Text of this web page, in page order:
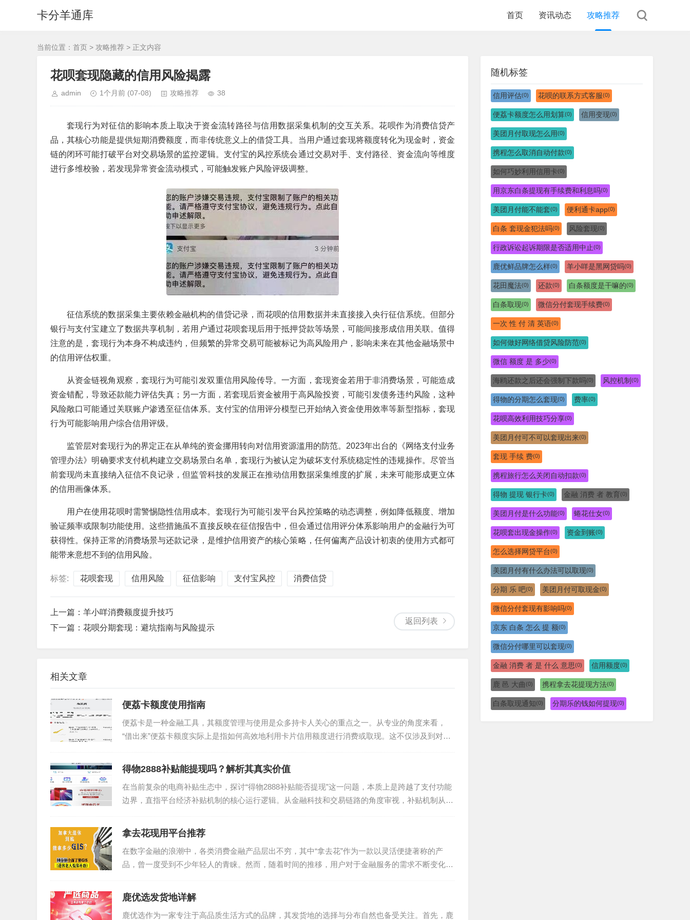
卡分羊通库 首页 资讯动态 攻略推荐
当前位置： 首页 > 攻略推荐 > 正文内容
花呗套现隐藏的信用风险揭露
admin 1个月前 (07-08) 攻略推荐 38
套现行为对征信的影响本质上取决于资金流转路径与信用数据采集机制的交互关系。花呗作为消费信贷产
品，其核心功能是提供短期消费额度，而非传统意义上的借贷工具。当用户通过套现将额度转化为现金时，资金
链的闭环可能打破平台对交易场景的监控逻辑。支付宝的风控系统会通过交易对手、支付路径、资金流向等维度
进行多维校验，若发现异常资金流动模式，可能触发账户风险评级调整。
征信系统的数据采集主要依赖金融机构的借贷记录，而花呗的信用数据并未直接接入央行征信系统。但部分
银行与支付宝建立了数据共享机制，若用户通过花呗套现后用于抵押贷款等场景，可能间接形成信用关联。值得
注意的是，套现行为本身不构成违约，但频繁的异常交易可能被标记为高风险用户，影响未来在其他金融场景中
的信用评估权重。
从资金链视角观察，套现行为可能引发双重信用风险传导。一方面，套现资金若用于非消费场景，可能造成
资金错配，导致还款能力评估失真；另一方面，若套现后资金被用于高风险投资，可能引发债务违约风险，这种
风险敞口可能通过关联账户渗透至征信体系。支付宝的信用评分模型已开始纳入资金使用效率等新型指标，套现
行为可能影响用户综合信用评级。
监管层对套现行为的界定正在从单纯的资金挪用转向对信用资源滥用的防范。2023年出台的《网络支付业务
管理办法》明确要求支付机构建立交易场景白名单，套现行为被认定为破坏支付系统稳定性的违规操作。尽管当
前套现尚未直接纳入征信不良记录，但监管科技的发展正在推动信用数据采集维度的扩展，未来可能形成更立体
的信用画像体系。
用户在使用花呗时需警惕隐性信用成本。套现行为可能引发平台风控策略的动态调整，例如降低额度、增加
验证频率或限制功能使用。这些措施虽不直接反映在征信报告中，但会通过信用评分体系影响用户的金融行为可
获得性。保持正常的消费场景与还款记录，是维护信用资产的核心策略，任何偏离产品设计初衷的使用方式都可
能带来意想不到的信用风险。
标签: 花呗套现 信用风险 征信影响 支付宝风控 消费信贷
返回列表
上一篇： 羊小咩消费额度提升技巧
下一篇： 花呗分期套现：避坑指南与风险提示
相关文章
便荔卡额度使用指南
便荔卡是一种金融工具，其额度管理与使用是众多持卡人关心的重点之一。从专业的角度来看，
“借出来”便荔卡额度实际上是指如何高效地利用卡片信用额度进行消费或取现。这不仅涉及到对个
得物2888补贴能提现吗？解析其真实价值
在当前复杂的电商补贴生态中，探讨“得物2888补贴能否提现”这一问题，本质上是跨越了支付功能
边界，直指平台经济补贴机制的核心运行逻辑。从金融科技和交易链路的角度审视，补贴机制从来
拿去花现用平台推荐
在数字金融的浪潮中，各类消费金融产品层出不穷，其中“拿去花”作为一款以灵活便捷著称的产
品，曾一度受到不少年轻人的青睐。然而，随着时间的推移，用户对于金融服务的需求不断变化，
鹿优选发货地详解
鹿优选作为一家专注于高品质生活方式的品牌，其发货地的选择与分布自然也备受关注。首先，鹿
随机标签
信用评估(0) 花呗的联系方式客服(0)
便荔卡额度怎么用划算(0) 信用变现(0)
美团月付取现怎么用(0)
携程怎么取消自动付款(0)
如何巧妙利用信用卡(0)
用京东白条提现有手续费和利息吗(0)
美团月付能不能套(0) 便利通卡app(0)
白条 套现金犯法吗(0) 风险套现(0)
行政诉讼起诉期限是否适用中止(0)
鹿优鲜品牌怎么样(0) 羊小咩是黑网贷吗(0)
花田魔法(0) 还款(0) 白条额度是干嘛的(0)
白条取现(0) 微信分付套现手续费(0)
一次 性 付 清 英语(0)
如何做好网络借贷风险防范(0)
微信 额度 是 多少(0)
海鸥还款之后还会强制下款吗(0) 风控机制 (0)
得物的分期怎么套现(0) 费率(0)
花呗高效利用技巧分享(0)
美团月付可不可以套现出来(0)
套现 手续 费(0)
携程旅行怎么关闭自动扣款(0)
得物 提现 银行卡(0) 金融 消费 者 教育(0)
美团月付是什么功能(0) 蜷花仕女(0)
花呗套出现金操作(0) 资金到账(0)
怎么选择网贷平台(0)
美团月付有什么办法可以取现(0)
分期 乐 吧(0) 美团月付可取现金(0)
微信分付套现有影响吗(0)
京东 白条 怎么 提 额(0)
微信分付哪里可以套现(0)
金融 消费 者 是 什么 意思(0) 信用额度(0)
鹿 邑 大曲 (0) 携程拿去花提现方法(0)
白条取现通知(0) 分期乐的钱如何提现(0)